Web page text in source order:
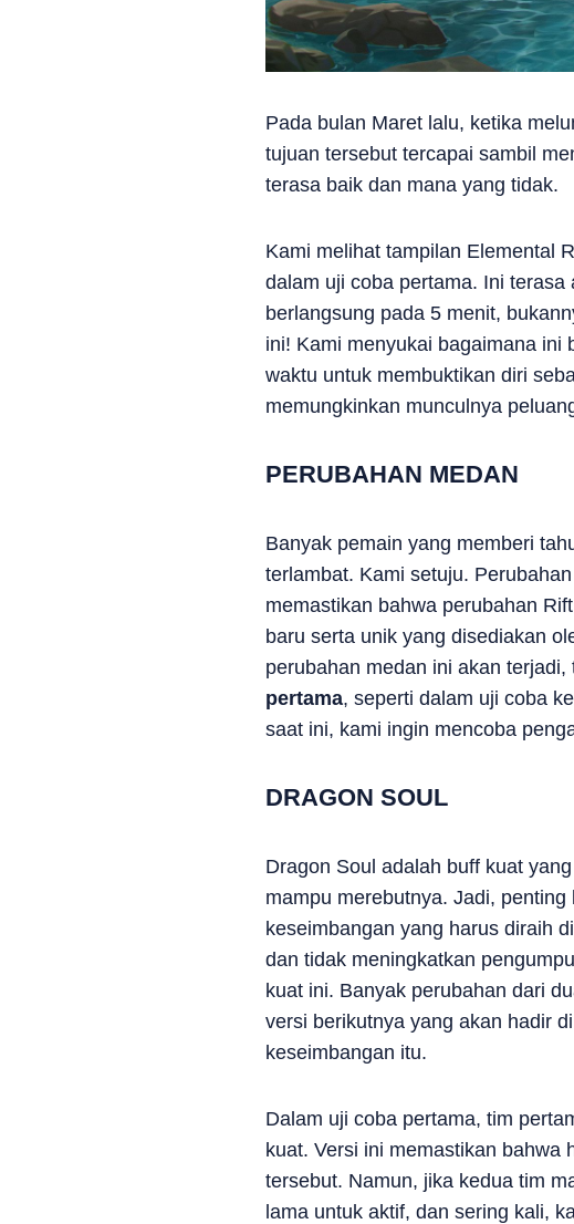
Pada bulan Maret lalu, ketika
tujuan tersebut tercapai sambil
terasa baik dan mana yang tidak.
Kami melihat tampilan Elemental
dalam uji coba pertama. Ini
berlangsung pada 5 menit,
ini! Kami menyukai bagaimana ini
waktu untuk membuktikan diri
memungkinkan munculnya
PERUBAHAN MEDAN
Banyak pemain yang memberi
terlambat. Kami setuju.
memastikan bahwa perubahan
baru serta unik yang disediakan
perubahan medan ini akan
pertama, seperti dalam uji coba
saat ini, kami ingin mencoba
DRAGON SOUL
Dragon Soul adalah buff kuat
mampu merebutnya. Jadi,
keseimbangan yang harus diraih
dan tidak meningkatkan
kuat ini. Banyak perubahan dari
versi berikutnya yang akan hadir
keseimbangan itu.
Dalam uji coba pertama, tim
kuat. Versi ini memastikan bahwa
tersebut. Namun, jika kedua tim
lama untuk aktif, dan sering kali,